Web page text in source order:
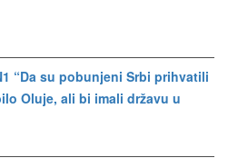
“Da su pobunjeni Srbi prihvatili
Oluje, ali bi imali državu u